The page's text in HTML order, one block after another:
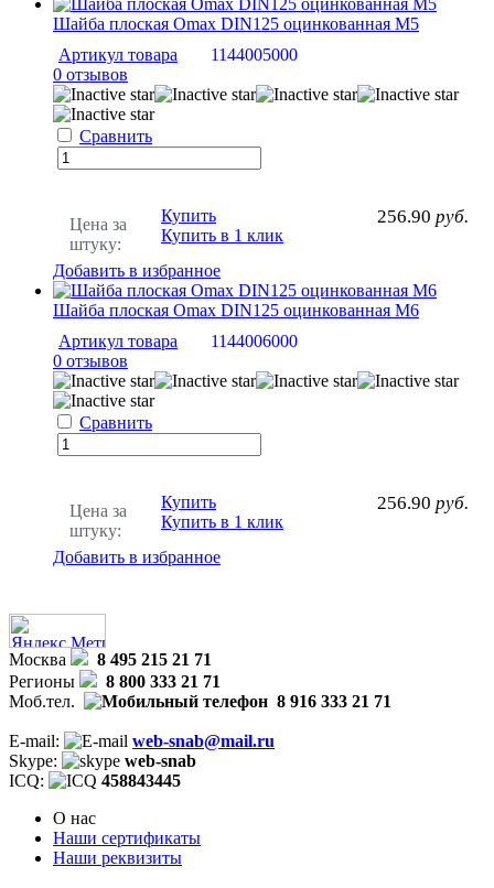
Шайба плоская Omax DIN125 оцинкованная М5
Артикул товара
1144005000
0 отзывов
Сравнить
Цена за
штуку:
256.90 руб.
Купить
Купить в 1 клик
Добавить в избранное
Шайба плоская Omax DIN125 оцинкованная М6
Артикул товара
1144006000
0 отзывов
Сравнить
Цена за
штуку:
256.90 руб.
Купить
Купить в 1 клик
Добавить в избранное
Москва
8 495 215 21 71
Регионы
8 800 333 21 71
Моб.тел.
8 916 333 21 71
E-mail:
web-snab@mail.ru
Skype:
web-snab
ICQ:
458843445
О нас
Наши сертификаты
Наши реквизиты